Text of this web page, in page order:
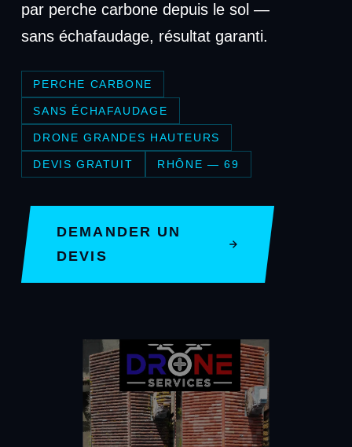
par perche carbone depuis le sol —
sans échafaudage, résultat garanti.
PERCHE CARBONE
SANS ÉCHAFAUDAGE
DRONE GRANDES HAUTEURS
DEVIS GRATUIT RHÔNE — 69
DEMANDER UN
DEVIS